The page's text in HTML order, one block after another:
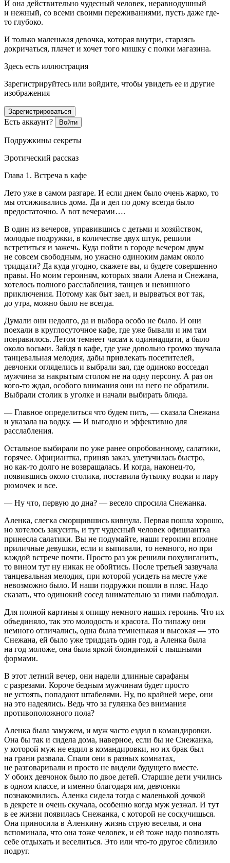
И она действительно чудесный человек, неравнодушный
и нежный, со всеми своими переживаниями, пусть даже где-
то глубоко.
И только маленькая девочка, которая внутри, стараясь
докричаться, плачет и хочет того мишку с полки магазина.
Здесь есть иллюстрация
Зарегистрируйтесь или войдите, чтобы увидеть ее и другие
изображения
Зарегистрироваться
Есть аккаунт? Войти
Подружкины секреты
Эротический рассказ
Глава 1. Встреча в кафе
Лето уже в самом разгаре. И если днем было очень жарко, то
мы отсиживались дома. Да и дел по дому всегда было
предостаточно. А вот вечерами….
В один из вечеров, управившись с детьми и хозяйством,
молодые подружки, в количестве двух штук, решили
встретиться и зажечь. Куда пойти в городе вечером двум
не совсем свободным, но ужасно одиноким дамам около
тридцати? Да куда угодно, скажете вы, и будете совершенно
правы. Но моим героиням, которых звали Алена и Снежана,
хотелось полного расслабления, танцев и невинного
приключения. Потому как быт заел, и вырваться вот так,
до утра, можно было не всегда.
Думали они недолго, да и выбора особо не было. И они
поехали в круглосуточное кафе, где уже бывали и им там
понравилось. Летом темнеет часам к одиннадцати, а было
около восьми. Зайдя в кафе, где уже довольно громко звучала
танцевальная мелодия, дабы привлекать посетителей,
девчонки огляделись и выбрали зал, где одиноко восседал
мужчина за накрытым столом не на одну персону. А раз он
кого-то ждал, особого внимания они на него не обратили.
Выбрали столик в уголке и начали выбирать блюда.
— Главное определиться что будем пить, — сказала Снежана
и указала на водку. — И выгодно и эффективно для
расслабления.
Остальное выбирали по уже ранее опробованному, салатики,
горячее. Официантка, приняв заказ, улетучилась быстро,
но как-то долго не возвращалась. И когда, наконец-то,
появившись около столика, поставила бутылку водки и пару
рюмочек и все.
— Ну что, первую до дна? — весело спросила Снежанка.
Аленка, слегка сморщившись кивнула. Первая пошла хорошо,
но хотелось закусить, и тут чудесный человек официантка
принесла салатики. Вы не подумайте, наши героини вполне
приличные девушки, если и выпивали, то немного, но при
каждой встрече почти. Просто раз уж решили похулиганить,
то вином тут ну никак не обойтись. После третьей зазвучала
танцевальная мелодия, при которой усидеть на месте уже
невозможно было. И наши подружки пошли в пляс. Надо
сказать, что одинокий сосед внимательно за ними наблюдал.
Для полной картины я опишу немного наших героинь. Что их
объединяло, так это молодость и красота. По типажу они
немного отличались, одна была темненькая и высокая — это
Снежана, ей было уже тридцать один год, а Аленка была
на год моложе, она была яркой блондинкой с пышными
формами.
В этот летний вечер, они надели длинные сарафаны
с разрезами. Короче бедным мужчинам будет просто
не устоять, попадают штабелями. Ну, по крайней мере, они
на это надеялись. Ведь что за гулянка без внимания
противоположного пола?
Аленка была замужем, и муж часто ездил в командировки.
Она бы так и сидела дома, наверное, если бы не Снежанка,
у которой муж не ездил в командировки, но их брак был
на грани развала. Спали они в разных комнатах,
не разговаривали и просто не видели будущего вместе.
У обоих девчонок было по двое детей. Старшие дети учились
в одном классе, и именно благодаря им, девчонки
познакомились. Аленка сидела тогда с маленькой дочкой
в декрете и очень скучала, особенно когда муж уезжал. И тут
в ее жизни появилась Снежанка, с которой не соскучишься.
Она приносила в Аленкину жизнь струю веселья, и она
вспоминала, что она тоже человек, и ей тоже надо позволять
себе отдыхать и веселиться. Это или что-то другое сблизило
подруг.